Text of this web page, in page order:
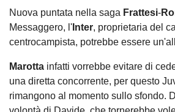
Nuova puntata nella saga Frattesi-
Messaggero, l' Inter, proprietaria del
centrocampista, potrebbe essere
Marotta infatti vorrebbe evitare di
una diretta concorrente, per questo
rimangono al momento sullo sfondo.